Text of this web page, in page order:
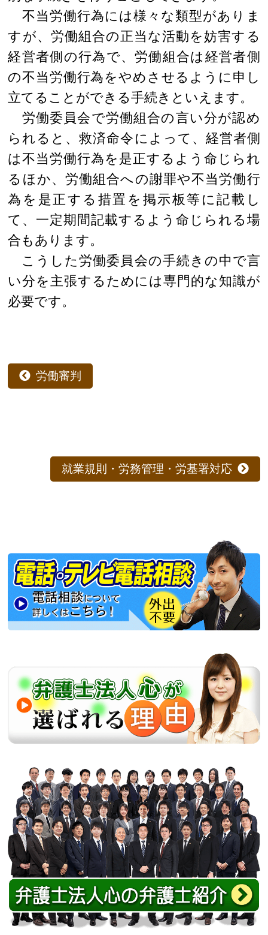
不当労働行為には様々な類型がありま
すが、労働組合の正当な活動を妨害する
経営者側の行為で、労働組合は経営者側
の不当労働行為をやめさせるように申し
立てることができる手続きといえます。
労働委員会で労働組合の言い分が認め
られると、救済命令によって、経営者側
は不当労働行為を是正するよう命じられ
るほか、労働組合への謝罪や不当労働行
為を是正する措置を掲示板等に記載し
て、一定期間記載するよう命じられる場
合もあります。
こうした労働委員会の手続きの中で言
い分を主張するためには専門的な知識が
必要です。
労働審判
就業規則・労務管理・労基署対応